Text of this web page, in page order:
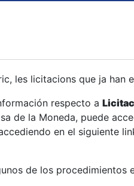
les licitacions que ja
respecto a
de la Moneda, puede
en el siguiente
de los procedimientos